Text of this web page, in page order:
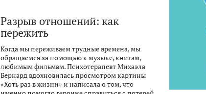
Разрыв отношений: как
пережить
Когда мы переживаем трудные времена, мы
обращаемся за помощью к музыке, книгам,
любимым фильмам. Психотерапевт Михаэла
Бернард вдохновилась просмотром картины
«Хоть раз в жизни» и написала о том, что